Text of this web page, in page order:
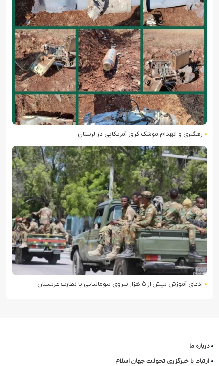
رهگیری و انهدام موشک کروز آمریکایی در لرستان
ادعای آموزش بیش از ۵ هزار نیروی سومالیایی با نظارت عربستان
درباره ما
ارتباط با خبرگزاری تحولات جهان اسلام